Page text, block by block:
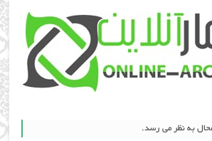
به نظر می رسد.